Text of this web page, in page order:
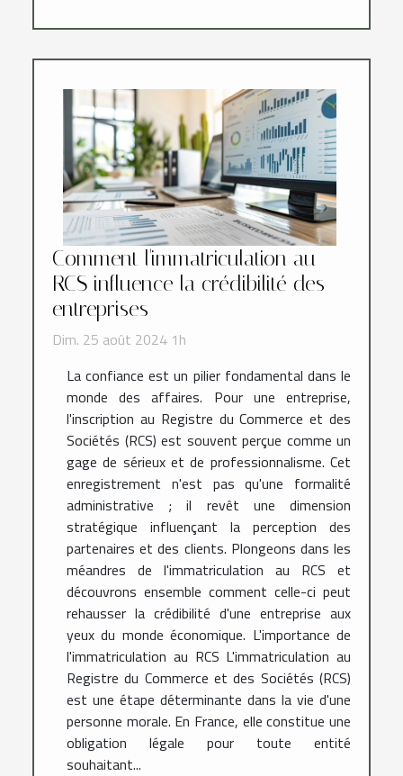
Comment l'immatriculation au
RCS influence la crédibilité des
entreprises
Dim. 25 août 2024 1h
La confiance est un pilier fondamental dans le
monde des affaires. Pour une entreprise,
l'inscription au Registre du Commerce et des
Sociétés (RCS) est souvent perçue comme un
gage de sérieux et de professionnalisme. Cet
enregistrement n'est pas qu'une formalité
administrative ; il revêt une dimension
stratégique influençant la perception des
partenaires et des clients. Plongeons dans les
méandres de l'immatriculation au RCS et
découvrons ensemble comment celle-ci peut
rehausser la crédibilité d'une entreprise aux
yeux du monde économique. L'importance de
l'immatriculation au RCS L'immatriculation au
Registre du Commerce et des Sociétés (RCS)
est une étape déterminante dans la vie d'une
personne morale. En France, elle constitue une
obligation légale pour toute entité
souhaitant...